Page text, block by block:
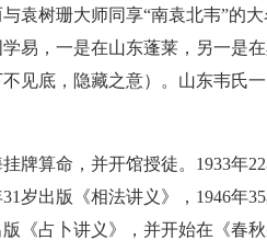
袁树珊大师同享“南袁北韦”的
易，一是在山东蓬莱，另一是
见底，隐藏之意）。山东韦氏
牌算命，并开馆授徒。1933年
岁出版《相法讲义》，1946年
《占卜讲义》，并开始在《春